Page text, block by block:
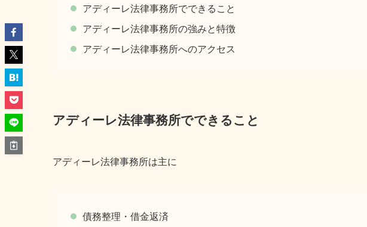
アディーレ法律事務所でできること
アディーレ法律事務所の強みと特徴
アディーレ法律事務所へのアクセス
アディーレ法律事務所でできること
アディーレ法律事務所は主に
債務整理・借金返済